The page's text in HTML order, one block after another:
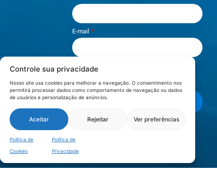
Controle sua privacidade
Nosso site usa cookies para melhorar a navegação. O consentimento nos
permitirá processar dados como comportamento de navegação ou dados
de usuários e personalização de anúncios.
Aceitar Rejeitar Ver preferências
Política de
Cookies
Política de
Privacidade
E-mail
Li e aceito os termos de
Privacidade
LOCALIZAÇÃO